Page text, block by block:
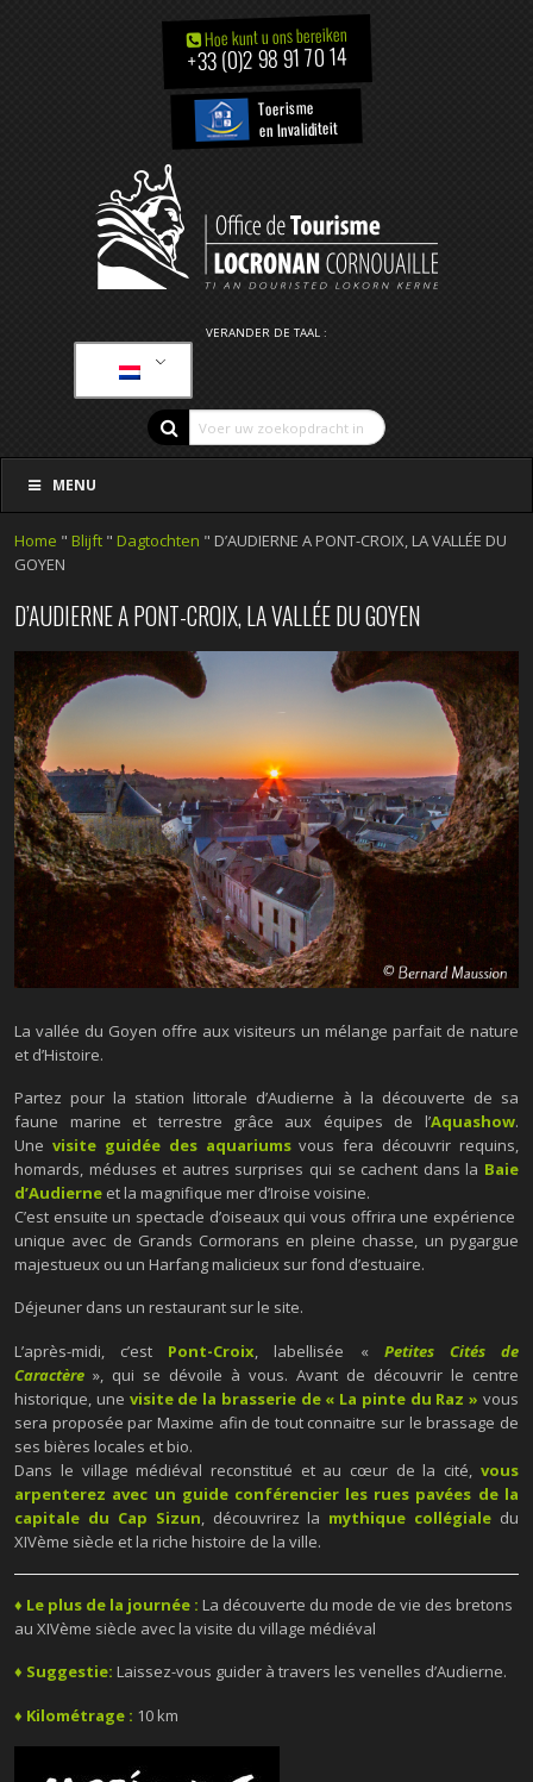
Hoe kunt u ons bereiken
+33 (0)2 98 91 70 14
Toerisme
en Invaliditeit
VERANDER DE TAAL :
MENU
Home " Blijft " Dagtochten " D’AUDIERNE A PONT-CROIX, LA VALLÉE DU
GOYEN
D’AUDIERNE A PONT-CROIX, LA VALLÉE DU GOYEN
La vallée du Goyen offre aux visiteurs un mélange parfait de nature
et d’Histoire.
Partez pour la station littorale d’Audierne à la découverte de sa
faune marine et terrestre grâce aux équipes de l’Aquashow.
Unevisite guidée des aquariumsvous fera découvrir requins,
homards, méduses et autres surprises qui se cachent dans la Baie
d’Audierne et la magnifique mer d’Iroise voisine.
C’est ensuite un spectacle d’oiseaux qui vous offrira une expérience
unique avec de Grands Cormorans en pleine chasse, un pygargue
majestueux ou un Harfang malicieux sur fond d’estuaire.
Déjeuner dans un restaurant sur le site.
L’après-midi, c’est Pont-Croix , labellisée « Petites Cités de
Caractère », qui se dévoile à vous. Avant de découvrir le centre
historique, une visite de la brasserie de « La pinte du Raz » vous
sera proposée par Maxime afin de tout connaitre sur le brassage de
ses bières locales et bio.
Dans le village médiéval reconstitué et au cœur de la cité, vous
arpenterez avec un guide conférencier les rues pavées de la
capitale du Cap Sizun , découvrirez la mythique collégialedu
XIVème siècle et la riche histoire de la ville.
♦ Le plus de la journée : La découverte du mode de vie des bretons
au XIVème siècle avec la visite du village médiéval
♦ Suggestie: Laissez-vous guider à travers les venelles d’Audierne.
♦ Kilométrage : 10 km